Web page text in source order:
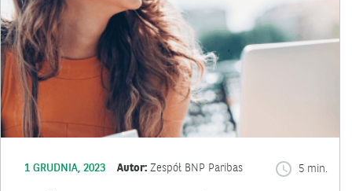
1 GRUDNIA, 2023 Autor: Zespół BNP Paribas 5 min.